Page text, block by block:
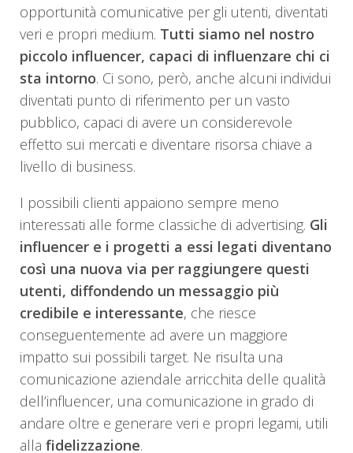
opportunità comunicative per gli utenti, diventati
veri e propri medium. Tutti siamo nel nostro
piccolo influencer, capaci di influenzare chi ci
sta intorno. Ci sono, però, anche alcuni individui
diventati punto di riferimento per un vasto
pubblico, capaci di avere un considerevole
effetto sui mercati e diventare risorsa chiave a
livello di business.
I possibili clienti appaiono sempre meno
interessati alle forme classiche di advertising. Gli
influencer e i progetti a essi legati diventano
così una nuova via per raggiungere questi
utenti, diffondendo un messaggio più
credibile e interessante, che riesce
conseguentemente ad avere un maggiore
impatto sui possibili target. Ne risulta una
comunicazione aziendale arricchita delle qualità
dell’influencer, una comunicazione in grado di
andare oltre e generare veri e propri legami, utili
alla fidelizzazione.